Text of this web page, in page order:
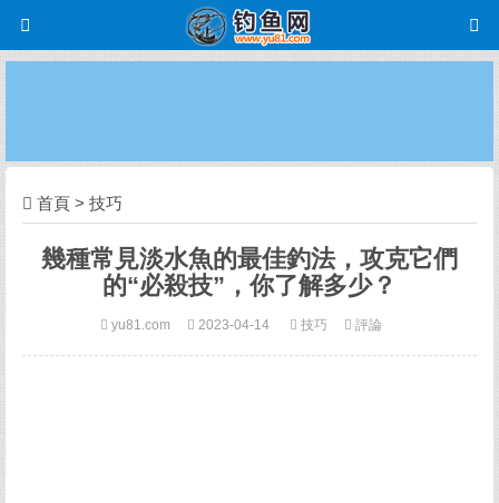
首頁 > 技巧
幾種常見淡水魚的最佳釣法，攻克它們
的“必殺技”，你了解多少？
yu81.com 2023-04-14 技巧 評論